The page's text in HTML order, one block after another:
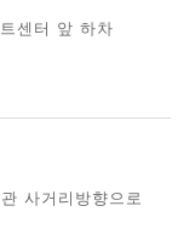
센터 앞 하차
사거리방향으로